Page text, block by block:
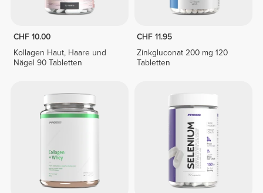
CHF 10.00
Kollagen Haut, Haare und
Nägel 90 Tabletten
CHF 11.95
Zinkgluconat 200 mg 120
Tabletten